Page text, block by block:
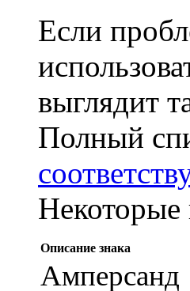
Если
выглядит
Полный
Некоторые
Описание знака
Амперсанд